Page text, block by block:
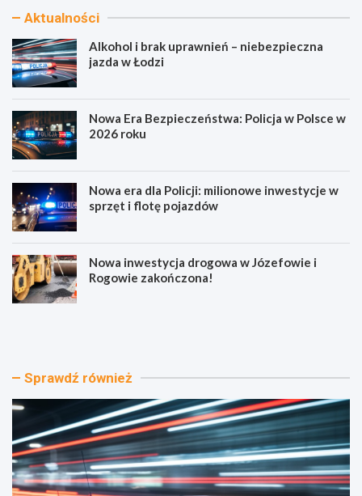
Aktualności
Alkohol i brak uprawnień – niebezpieczna
jazda w Łodzi
Nowa Era Bezpieczeństwa: Policja w Polsce w
2026 roku
Nowa era dla Policji: milionowe inwestycje w
sprzęt i flotę pojazdów
Nowa inwestycja drogowa w Józefowie i
Rogowie zakończona!
A
o
i
r
a
k
u
N
r
B
z
p
i
e
Sprawdź również